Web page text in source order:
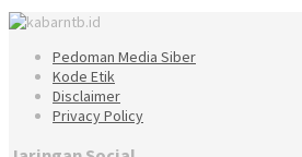
Pedoman Media Siber
Kode Etik
Disclaimer
Privacy Policy